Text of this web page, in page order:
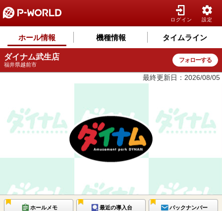
ログイン 設定
ホール情報 機種情報 タイムライン
ダイナム武生店
福井県越前市
フォローする
最終更新日：2026/08/05
ホールメモ 最近の導入台 バックナンバー